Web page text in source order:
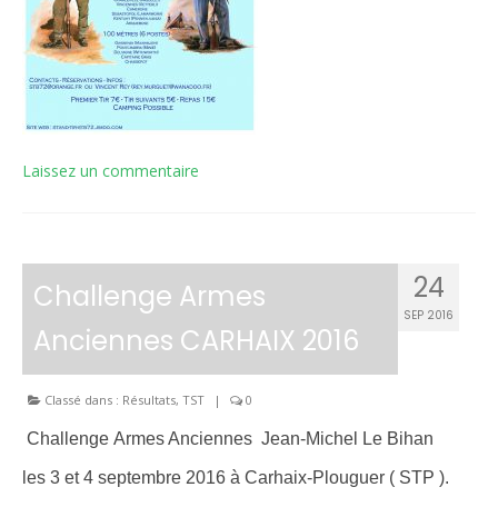
Laissez un commentaire
24
SEP 2016
Challenge Armes
Anciennes CARHAIX 2016
Classé dans : Résultats, TST | 0
Challenge Armes Anciennes Jean-Michel Le Bihan
les 3 et 4 septembre 2016 à Carhaix-Plouguer ( STP ).